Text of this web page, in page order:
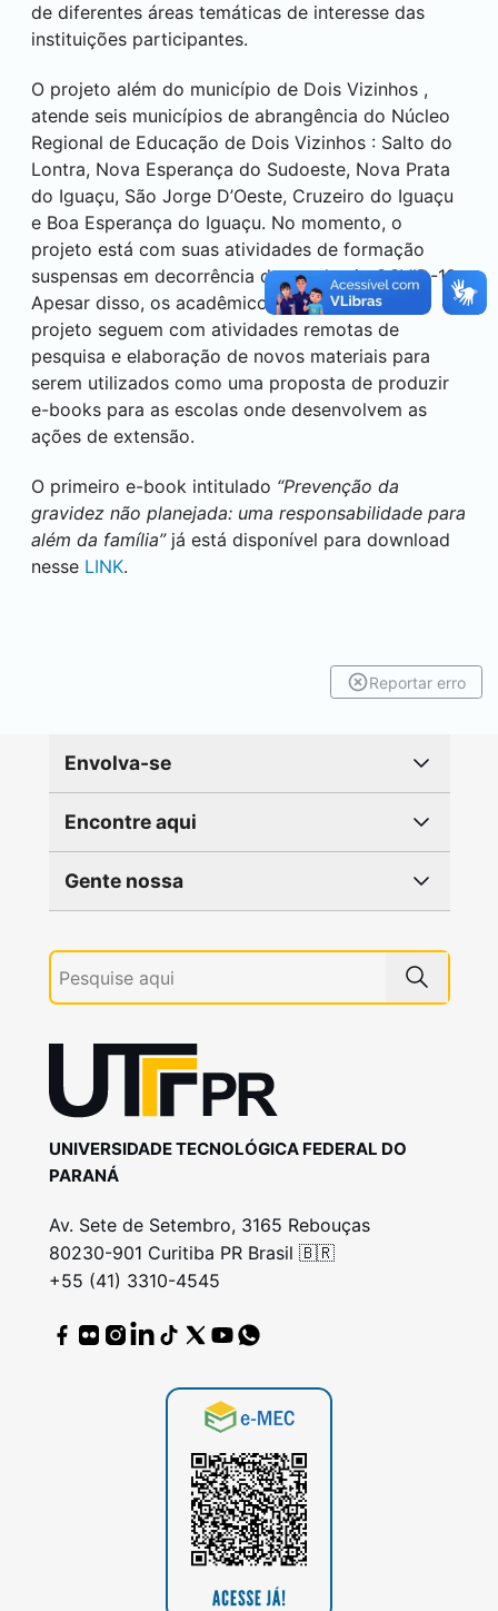
de diferentes áreas temáticas de interesse das
instituições participantes.
O projeto além do município de Dois Vizinhos ,
atende seis municípios de abrangência do Núcleo
Regional de Educação de Dois Vizinhos : Salto do
Lontra, Nova Esperança do Sudoeste, Nova Prata
do Iguaçu, São Jorge D’Oeste, Cruzeiro do Iguaçu
e Boa Esperança do Iguaçu. No momento, o
projeto está com suas atividades de formação
suspensas em decorrência da pandemia COVID-19.
Apesar disso, os acadêmicos participantes do
projeto seguem com atividades remotas de
pesquisa e elaboração de novos materiais para
serem utilizados como uma proposta de produzir
e-books para as escolas onde desenvolvem as
ações de extensão.
O primeiro e-book intitulado “Prevenção da
gravidez não planejada: uma responsabilidade para
além da família”já está disponível para download
nesse LINK.
Reportar erro
Envolva-se
Encontre aqui
Gente nossa
UNIVERSIDADE TECNOLÓGICA FEDERAL DO
PARANÁ
Av. Sete de Setembro, 3165 Rebouças
80230-901 Curitiba PR Brasil 🇧🇷
+55 (41) 3310-4545